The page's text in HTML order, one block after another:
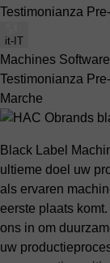
Testimonianza
it-IT
Machines Software
Testimonianza
Marche
Black Label
ultieme doel uw
als ervaren
eerste plaats
ons in om
uw